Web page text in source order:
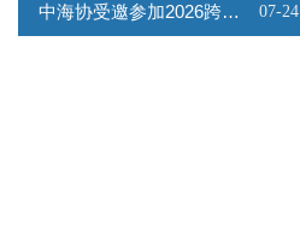
中海协受邀参加2026跨境能源矿产出海专题路演会 07-24